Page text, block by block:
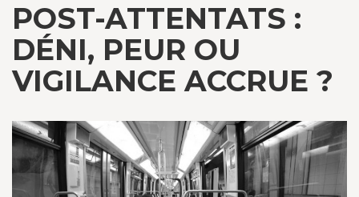
POST-ATTENTATS :
DÉNI, PEUR OU
VIGILANCE ACCRUE ?